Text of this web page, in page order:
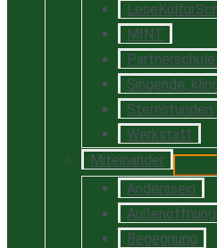
MINT
Singende,
Sternstunden
Werkstatt
Miteinander
Anderssein
Außenöffnung
Begegnung